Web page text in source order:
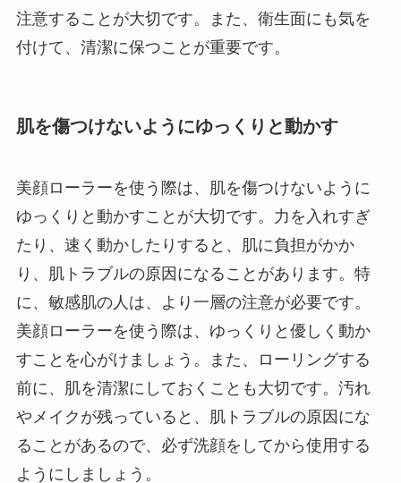
注意することが大切です。また、衛生面にも気を
付けて、清潔に保つことが重要です。
肌を傷つけないようにゆっくりと動かす
美顔ローラーを使う際は、肌を傷つけないように
ゆっくりと動かすことが大切です。力を入れすぎ
たり、速く動かしたりすると、肌に負担がかか
り、肌トラブルの原因になることがあります。特
に、敏感肌の人は、より一層の注意が必要です。
美顔ローラーを使う際は、ゆっくりと優しく動か
すことを心がけましょう。また、ローリングする
前に、肌を清潔にしておくことも大切です。汚れ
やメイクが残っていると、肌トラブルの原因にな
ることがあるので、必ず洗顔をしてから使用する
ようにしましょう。